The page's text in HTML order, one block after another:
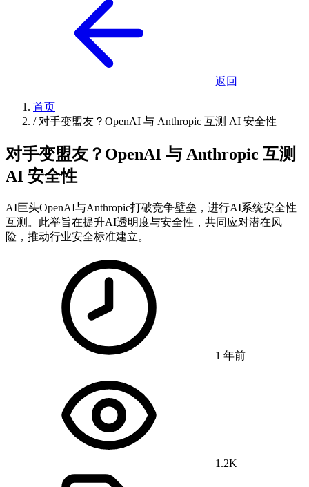
返回
首页
/ 对手变盟友？OpenAI 与 Anthropic 互测 AI 安全性
对手变盟友？OpenAI 与 Anthropic 互测
AI 安全性
AI巨头OpenAI与Anthropic打破竞争壁垒，进行AI系统安全性
互测。此举旨在提升AI透明度与安全性，共同应对潜在风
险，推动行业安全标准建立。
1 年前
1.2K